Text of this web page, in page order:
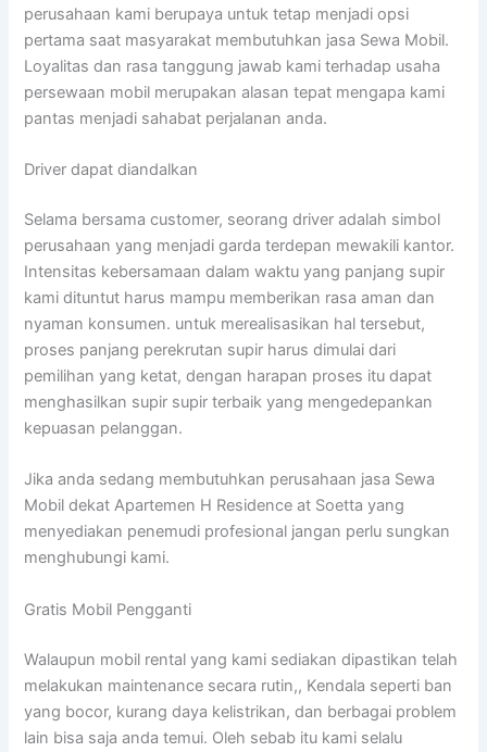
perusahaan kami berupaya untuk tetap menjadi opsi
pertama saat masyarakat membutuhkan jasa Sewa Mobil.
Loyalitas dan rasa tanggung jawab kami terhadap usaha
persewaan mobil merupakan alasan tepat mengapa kami
pantas menjadi sahabat perjalanan anda.
Driver dapat diandalkan
Selama bersama customer, seorang driver adalah simbol
perusahaan yang menjadi garda terdepan mewakili kantor.
Intensitas kebersamaan dalam waktu yang panjang supir
kami dituntut harus mampu memberikan rasa aman dan
nyaman konsumen. untuk merealisasikan hal tersebut,
proses panjang perekrutan supir harus dimulai dari
pemilihan yang ketat, dengan harapan proses itu dapat
menghasilkan supir supir terbaik yang mengedepankan
kepuasan pelanggan.
Jika anda sedang membutuhkan perusahaan jasa Sewa
Mobil dekat Apartemen H Residence at Soetta yang
menyediakan penemudi profesional jangan perlu sungkan
menghubungi kami.
Gratis Mobil Pengganti
Walaupun mobil rental yang kami sediakan dipastikan telah
melakukan maintenance secara rutin,, Kendala seperti ban
yang bocor, kurang daya kelistrikan, dan berbagai problem
lain bisa saja anda temui. Oleh sebab itu kami selalu